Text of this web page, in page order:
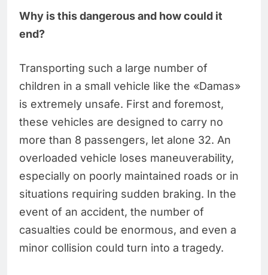
Why is this dangerous and how could it
end?
Transporting such a large number of
children in a small vehicle like the «Damas»
is extremely unsafe. First and foremost,
these vehicles are designed to carry no
more than 8 passengers, let alone 32. An
overloaded vehicle loses maneuverability,
especially on poorly maintained roads or in
situations requiring sudden braking. In the
event of an accident, the number of
casualties could be enormous, and even a
minor collision could turn into a tragedy.